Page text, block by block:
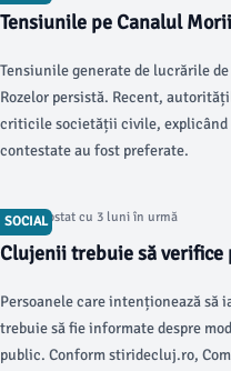
Tensiunile pe Canalul
Tensiunile generate de lucrările
Rozelor persistă. Recent,
criticile societății civile,
contestate au fost preferate.
SOCIAL
Articol postat cu 3 luni în urmă
Clujenii trebuie să
Persoanele care intenționează să
trebuie să fie informate despre
public. Conform stiridecluj.ro,